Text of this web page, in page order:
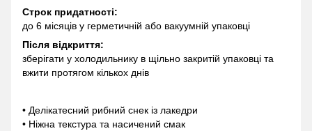
Строк придатності:
до 6 місяців у герметичній або вакуумній упаковці
Після відкриття:
зберігати у холодильнику в щільно закритій упаковці та
вжити протягом кількох днів
• Делікатесний рибний снек із лакедри
• Ніжна текстура та насичений смак